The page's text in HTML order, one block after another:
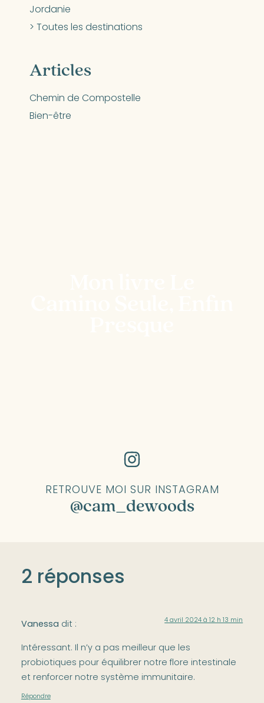
Jordanie
> Toutes les destinations
Articles
Chemin de Compostelle
Bien-être
RETROUVE MOI SUR INSTAGRAM
@cam_dewoods
2 réponses
Vanessa dit : 4 avril 2024 à 12 h 13 min
Intéressant. Il n’y a pas meilleur que les
probiotiques pour équilibrer notre flore intestinale
et renforcer notre système immunitaire.
Répondre